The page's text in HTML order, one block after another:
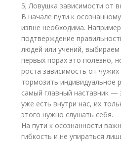
5; Ловушка зависимости от
В начале пути к
извне необходима.
подтверждение
людей или учений, выбираем
первых порах это полезно,
роста зависимость от чужих
тормозить индивидуальное
самый главный наставник
уже есть внутри нас, их
этого нужно слушать себя.
На пути к осознанности
гибкость и не упираться